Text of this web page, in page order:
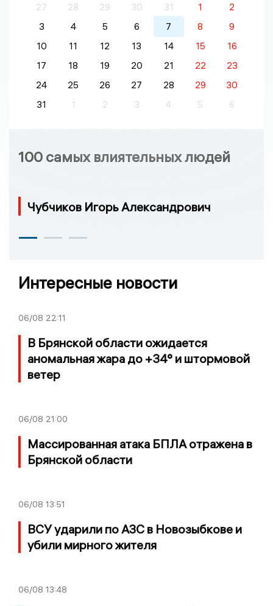
27
28 29 30 31 1
2
3
4 5 6 7 8
9
10
11 12 13 14 15
16
17
18 19 20 21 22
23
24
25 26 27 28 29
30
31
1 2 3 4 5 6
100 самых влиятельных людей
Чубчиков Игорь Александрович
Интересные новости
06/08 22:11
В Брянской области ожидается
аномальная жара до +34° и штормовой
ветер
06/08 21:00
Массированная атака БПЛА отражена в
Брянской области
06/08 13:51
ВСУ ударили по АЗС в Новозыбкове и
убили мирного жителя
06/08 13:48